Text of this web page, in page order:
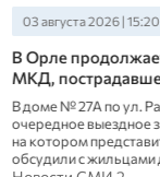
03 августа 2026 | 15:20
В Орле
МКД,
В доме № 27А по ул.
очередное выездное
на котором
обсудили с